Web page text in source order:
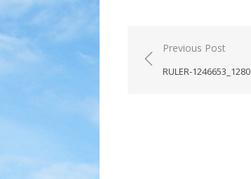
Nawigacja
wpisu
Previous Post
RULER-1246653_1280